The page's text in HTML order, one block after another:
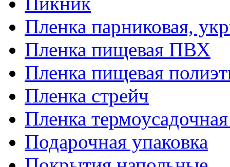
Пленка парниковая,
Пленка пищевая ПВХ
Пленка пищевая
Пленка стрейч
Пленка
Подарочная упаковка